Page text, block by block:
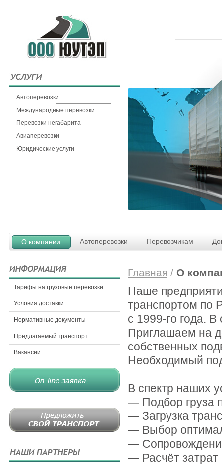
Автоперевозки
Международные перевозки
Перевозки негабарита
Авиаперевозки
Юридические услуги
О компании Автоперевозки Перевозчикам
Тарифы на грузовые перевозки
Условия доставки
Нормативные документы
Предлагаемый транспорт
Вакансии
Главная / О
Наше
транспортом по
с 1999-го года.
Приглашаем на
собственных
Необходимый
В спектр наших
— Подбор груза
— Загрузка
— Выбор
—
— Расчёт затрат